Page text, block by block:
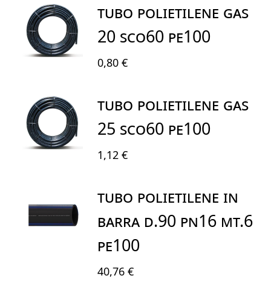
TUBO POLIETILENE GAS
20 SCO60 PE100
0,80 €
TUBO POLIETILENE GAS
25 SCO60 PE100
1,12 €
TUBO POLIETILENE IN
BARRA D.90 PN16 MT.6
PE100
40,76 €